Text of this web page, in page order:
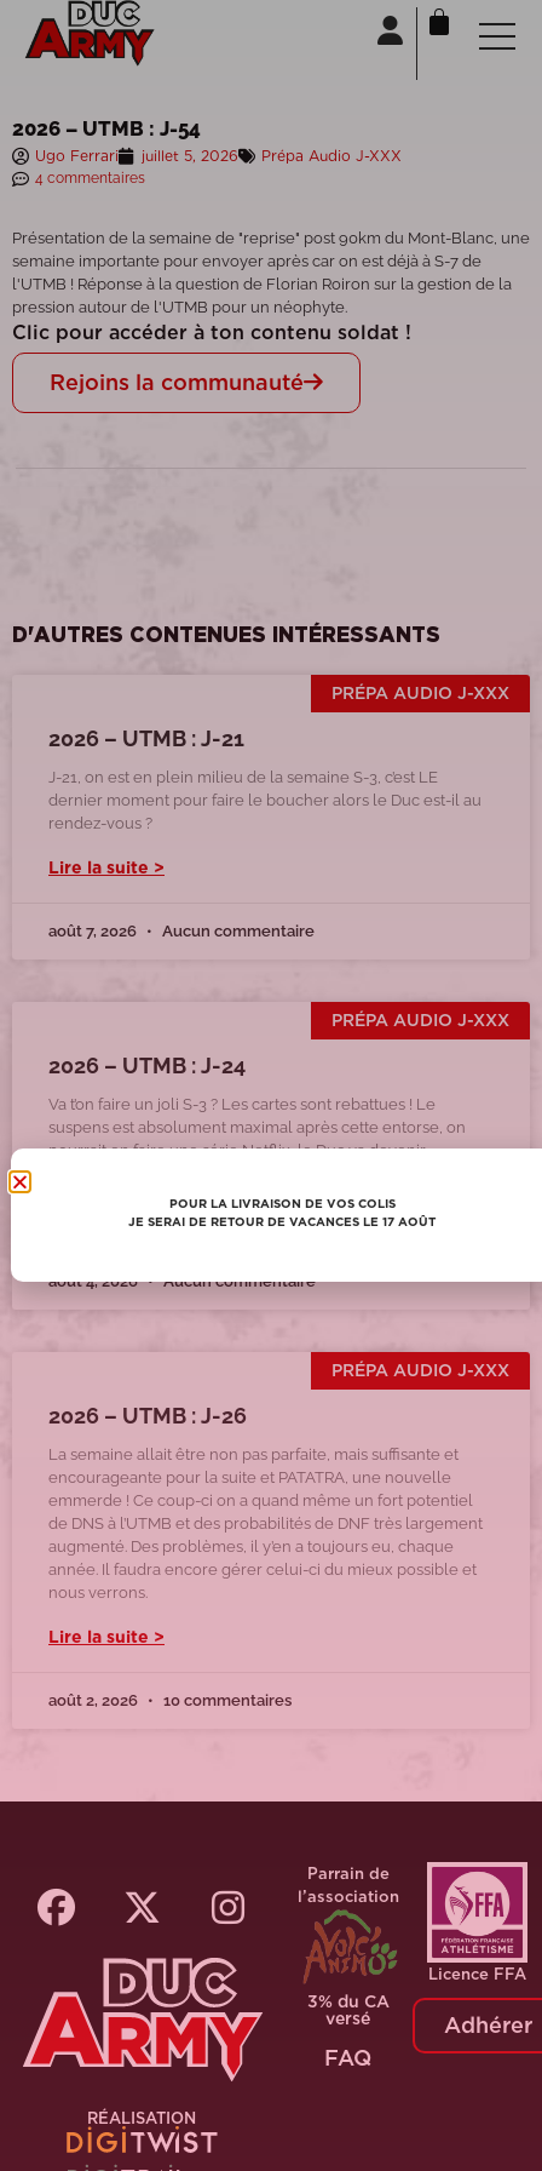
2026 – UTMB : J-54
Ugo Ferrari juillet 5, 2026 Prépa Audio J-XXX
4 commentaires
Présentation de la semaine de "reprise" post 90km du Mont-Blanc, une
semaine importante pour envoyer après car on est déjà à S-7 de
l'UTMB ! Réponse à la question de Florian Roiron sur la gestion de la
pression autour de l'UTMB pour un néophyte.
Clic pour accéder à ton contenu soldat !
Rejoins la communauté
D'AUTRES CONTENUES INTÉRESSANTS
PRÉPA AUDIO J-XXX
2026 – UTMB : J-21
J-21, on est en plein milieu de la semaine S-3, c’est LE
dernier moment pour faire le boucher alors le Duc est-il au
rendez-vous ?
Lire la suite >
août 7, 2026 Aucun commentaire
PRÉPA AUDIO J-XXX
2026 – UTMB : J-24
Va t’on faire un joli S-3 ? Les cartes sont rebattues ! Le
suspens est absolument maximal après cette entorse, on
pourrait en faire une série Netflix, le Duc va devenir
Lire la suite >
août 4, 2026 Aucun commentaire
PRÉPA AUDIO J-XXX
2026 – UTMB : J-26
La semaine allait être non pas parfaite, mais suffisante et
encourageante pour la suite et PATATRA, une nouvelle
emmerde ! Ce coup-ci on a quand même un fort potentiel
de DNS à l’UTMB et des probabilités de DNF très largement
augmenté. Des problèmes, il y’en a toujours eu, chaque
année. Il faudra encore gérer celui-ci du mieux possible et
nous verrons.
Lire la suite >
août 2, 2026 10 commentaires
RÉALISATION
Parrain de
l’association
3% du CA
versé
FAQ
Licence FFA
Adhérer
Panneau de gestion des cookies
POUR LA LIVRAISON DE VOS COLIS
JE SERAI DE RETOUR DE VACANCES LE 17 AOÛT